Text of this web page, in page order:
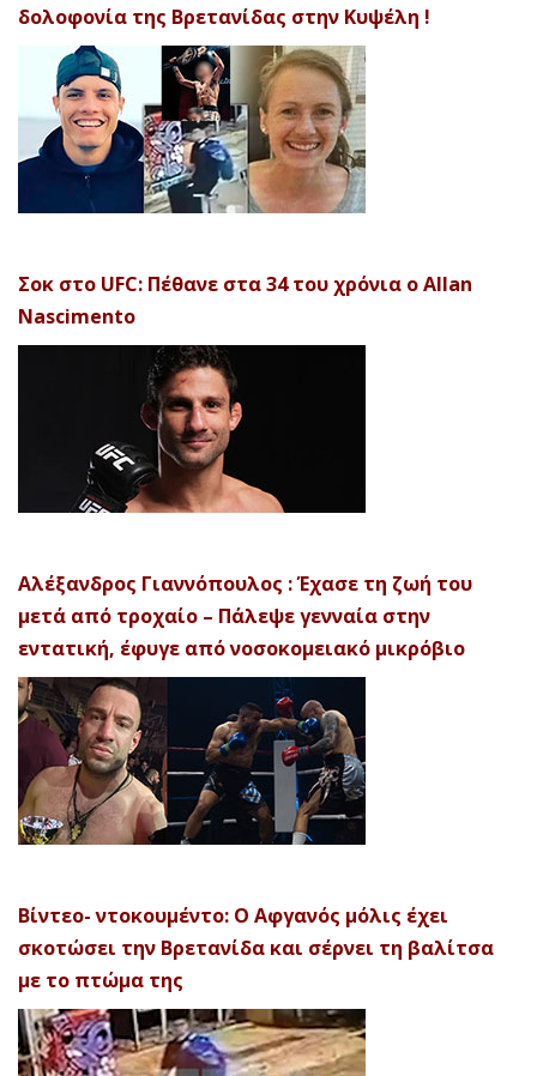
δολοφονία της Βρετανίδας στην Κυψέλη !
Σοκ στο UFC: Πέθανε στα 34 του χρόνια ο Allan
Nascimento
Αλέξανδρος Γιαννόπουλος : Έχασε τη ζωή του
μετά από τροχαίο – Πάλεψε γενναία στην
εντατική, έφυγε από νοσοκομειακό μικρόβιο
Βίντεο- ντοκουμέντο: Ο Αφγανός μόλις έχει
σκοτώσει την Βρετανίδα και σέρνει τη βαλίτσα
με το πτώμα της